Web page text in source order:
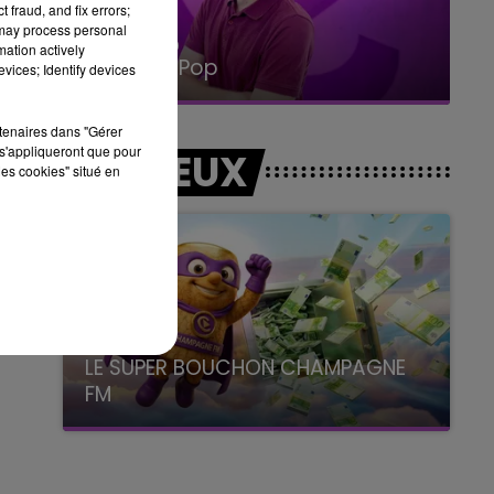
15h00 - 19h00
Le Club Champagne FM
LES JEUX
LE SUPER BOUCHON CHAMPAGNE
FM
avec La Famille Champagne FM, à 8H10
fraud, and fix errors;
process personal
actively
Identify devices
dans "Gérer
que pour
cookies" situé en